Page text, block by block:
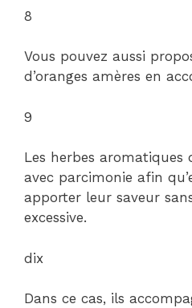
8
Vous pouvez aussi
d’oranges amères en
9
Les herbes aromatiques
avec parcimonie afin
apporter leur saveur
excessive.
dix
Dans ce cas, ils